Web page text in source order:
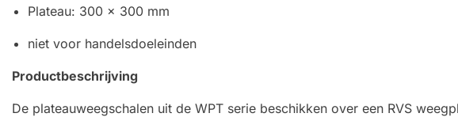
Plateau: 300 x 300 mm
niet voor handelsdoeleinden
Productbeschrijving
De plateauweegschalen uit de WPT serie beschikken over een RVS